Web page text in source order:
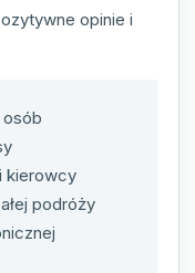
opinie i
kierowcy
podróży